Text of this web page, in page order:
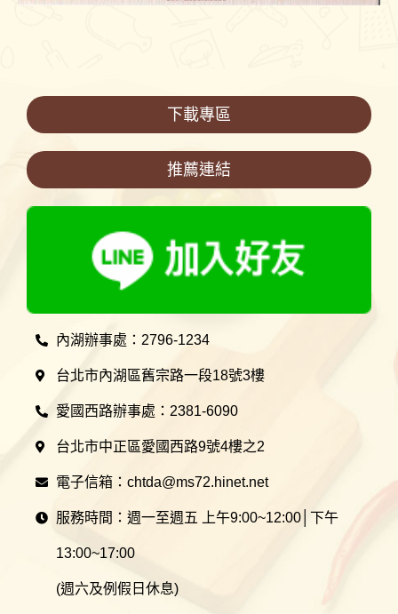
下載專區
推薦連結
內湖辦事處：2796-1234
台北市內湖區舊宗路一段18號3樓
愛國西路辦事處：2381-6090
台北市中正區愛國西路9號4樓之2
電子信箱：chtda@ms72.hinet.net
服務時間：週一至週五 上午9:00~12:00│下午
13:00~17:00
(週六及例假日休息)